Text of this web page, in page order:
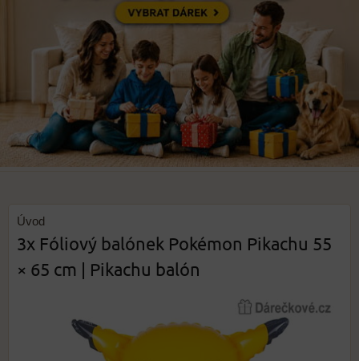
Úvod
3x Fóliový balónek Pokémon Pikachu 55
× 65 cm | Pikachu balón